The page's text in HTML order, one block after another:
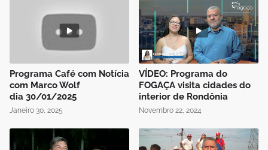
Programa Café com Notícia
com Marco Wolf
dia 30/01/2025
Janeiro 30, 2025
VÍDEO: Programa do
FOGAÇA visita cidades do
interior de Rondônia
Novembro 22, 2024